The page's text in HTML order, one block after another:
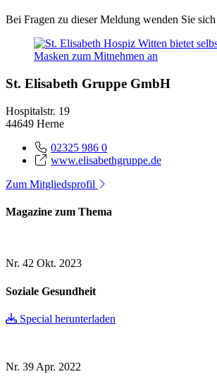
Bei Fragen zu dieser Meldung wenden Sie
St. Elisabeth Gruppe GmbH
Hospitalstr. 19
44649 Herne
02325 986 0
www.elisabethgruppe.de
Zum Mitgliedsprofil
Magazine zum Thema
Nr. 42 Okt. 2023
Soziale Gesundheit
Special herunterladen
Nr. 39 Apr. 2022